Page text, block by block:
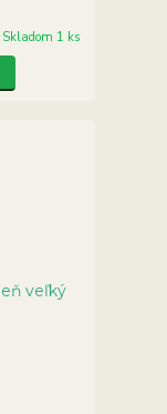
Skladom 1 ks